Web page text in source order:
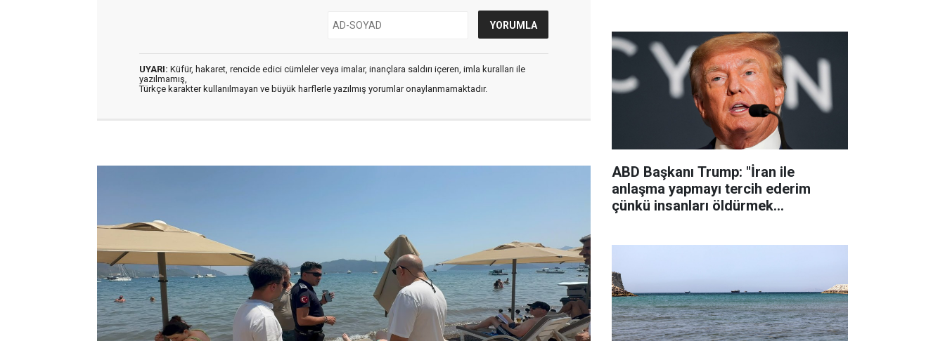
UYARI: Küfür, hakaret, rencide edici cümleler veya imalar, inançlara saldırı içeren, imla kuralları ile
yazılmamış,
Türkçe karakter kullanılmayan ve büyük harflerle yazılmış yorumlar onaylanmamaktadır.
ABD Başkanı Trump: "İran ile
anlaşma yapmayı tercih ederim
çünkü insanları öldürmek